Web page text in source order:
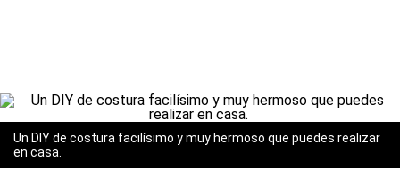
Un DIY de costura facilísimo y muy hermoso que puedes realizar
en casa.